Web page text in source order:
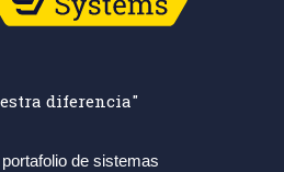
diferencia"
de sistemas